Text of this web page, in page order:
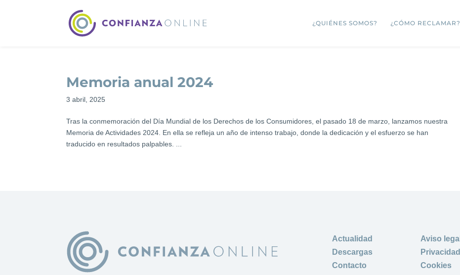
¿QUIÉNES SOMOS? ¿CÓMO RECLAMAR?
Memoria anual 2024
3 abril, 2025
Tras la conmemoración del Día Mundial de los Derechos de los Consumidores, el pasado 18 de marzo, lanzamos nuestra
Memoria de Actividades 2024. En ella se refleja un año de intenso trabajo, donde la dedicación y el esfuerzo se han
traducido en resultados palpables. ...
Actualidad
Descargas
Contacto
Aviso legal
Privacidad
Cookies